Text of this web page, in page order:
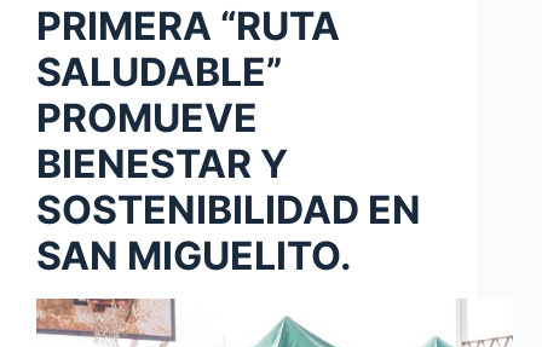
PRIMERA “RUTA
SALUDABLE”
PROMUEVE
BIENESTAR Y
SOSTENIBILIDAD EN
SAN MIGUELITO.